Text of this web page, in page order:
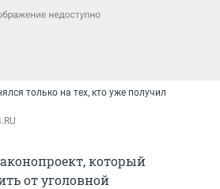
только на тех, кто уже получил
который
от уголовной